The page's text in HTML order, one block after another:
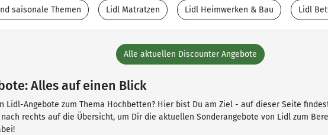
saisonale Themen Lidl Matratzen Lidl Heimwerken & Bau Lidl
Alle aktuellen Discounter Angebote
Alles auf einen Blick
Angebote zum Thema Hochbetten? Hier bist Du am Ziel - auf dieser Seite
rechts auf die Übersicht, um Dir die aktuellen Sonderangebote von Lidl zum